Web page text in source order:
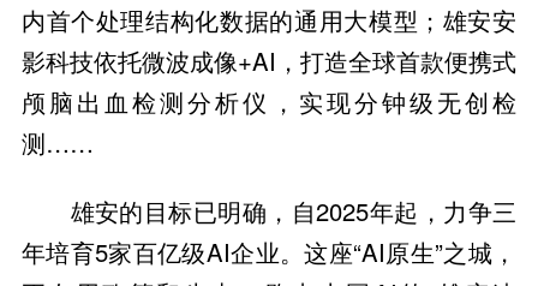
内首个处理结构化数据的通用大模型；雄安安
影科技依托微波成像+AI，打造全球首款便携式
颅脑出血检测分析仪，实现分钟级无创检
测……
雄安的目标已明确，自2025年起，力争三
年培育5家百亿级AI企业。这座“AI原生”之城，